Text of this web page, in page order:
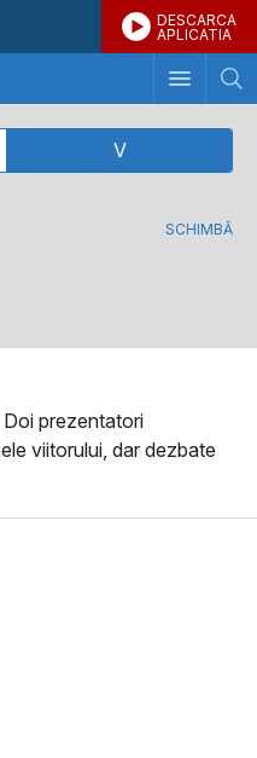
DESCARCA
APLICATIA
V
SCHIMBĂ
prezentatori
viitorului, dar dezbate